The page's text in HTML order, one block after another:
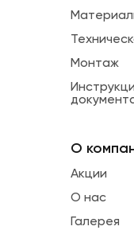
Монтаж
О
Акции
О нас
Галерея